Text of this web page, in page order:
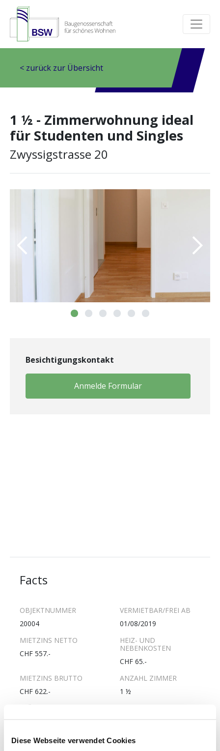
Diese Webseite verwendet Cookies
< zurück zur Übersicht
1 ½ - Zimmerwohnung ideal
für Studenten und Singles
Zwyssigstrasse 20
Besichtigungskontakt
Anmelde Formular
Facts
OBJEKTNUMMER
20004
VERMIETBAR/FREI AB
01/08/2019
MIETZINS NETTO
CHF 557.-
HEIZ- UND
NEBENKOSTEN
CHF 65.-
MIETZINS BRUTTO
CHF 622.-
ANZAHL ZIMMER
1 ½
FLÄCHE
ANZAHL
WOHNGESCHOSSE
PFLICHTANTEILKAPITAL
UNVERZINST